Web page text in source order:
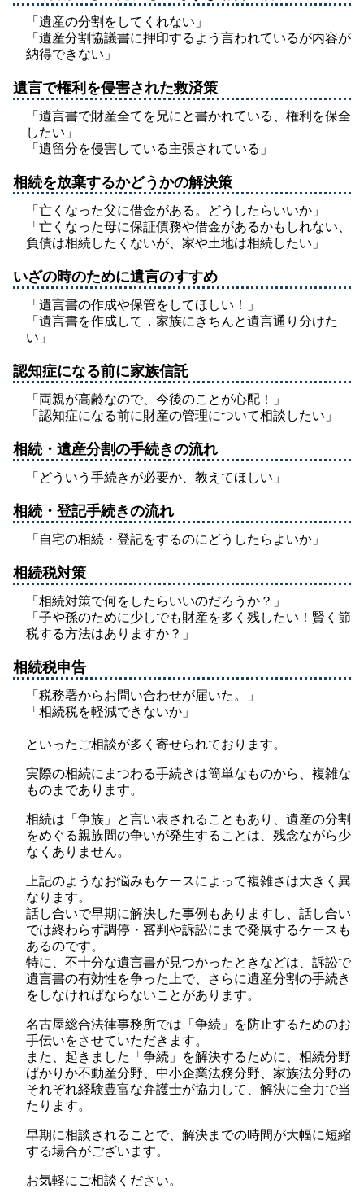
「遺産の分割をしてくれない」
「遺産分割協議書に押印するよう言われているが内容が
納得できない」
遺言で権利を侵害された救済策
「遺言書で財産全てを兄にと書かれている、権利を保全
したい」
「遺留分を侵害している主張されている」
相続を放棄するかどうかの解決策
「亡くなった父に借金がある。どうしたらいいか」
「亡くなった母に保証債務や借金があるかもしれない、
負債は相続したくないが、家や土地は相続したい」
いざの時のために遺言のすすめ
「遺言書の作成や保管をしてほしい！」
「遺言書を作成して，家族にきちんと遺言通り分けた
い」
認知症になる前に家族信託
「両親が高齢なので、今後のことが心配！」
「認知症になる前に財産の管理について相談したい」
相続・遺産分割の手続きの流れ
「どういう手続きが必要か、教えてほしい」
相続・登記手続きの流れ
「自宅の相続・登記をするのにどうしたらよいか」
相続税対策
「相続対策で何をしたらいいのだろうか？」
「子や孫のために少しでも財産を多く残したい！賢く節
税する方法はありますか？」
相続税申告
「税務署からお問い合わせが届いた。」
「相続税を軽減できないか」
といったご相談が多く寄せられております。
実際の相続にまつわる手続きは簡単なものから、複雑な
ものまであります。
相続は「争族」と言い表されることもあり、遺産の分割
をめぐる親族間の争いが発生することは、残念ながら少
なくありません。
上記のようなお悩みもケースによって複雑さは大きく異
なります。
話し合いで早期に解決した事例もありますし、話し合い
では終わらず調停・審判や訴訟にまで発展するケースも
あるのです。
特に、不十分な遺言書が見つかったときなどは、訴訟で
遺言書の有効性を争った上で、さらに遺産分割の手続き
をしなければならないことがあります。
名古屋総合法律事務所では「争続」を防止するためのお
手伝いをさせていただきます。
また、起きました「争続」を解決するために、相続分野
ばかりか不動産分野、中小企業法務分野、家族法分野の
それぞれ経験豊富な弁護士が協力して、解決に全力で当
たります。
早期に相談されることで、解決までの時間が大幅に短縮
する場合がございます。
お気軽にご相談ください。